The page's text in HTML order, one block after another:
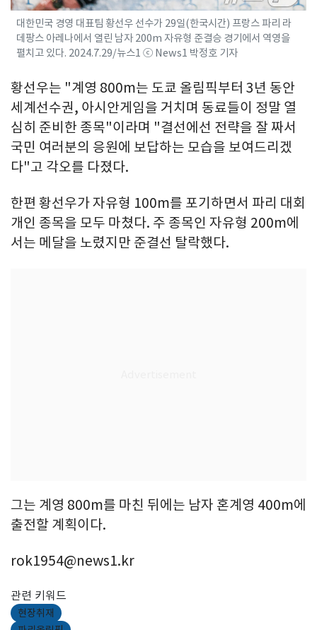
대한민국 경영 대표팀 황선우 선수가 29일(한국시간) 프랑스 파리 라
데팡스 아레나에서 열린 남자 200m 자유형 준결승 경기에서 역영을
펼치고 있다. 2024.7.29/뉴스1 ⓒ News1 박정호 기자
황선우는 "계영 800m는 도쿄 올림픽부터 3년 동안
세계선수권, 아시안게임을 거치며 동료들이 정말 열
심히 준비한 종목"이라며 "결선에선 전략을 잘 짜서
국민 여러분의 응원에 보답하는 모습을 보여드리겠
다"고 각오를 다졌다.
한편 황선우가 자유형 100m를 포기하면서 파리 대회
개인 종목을 모두 마쳤다. 주 종목인 자유형 200m에
서는 메달을 노렸지만 준결선 탈락했다.
그는 계영 800m를 마친 뒤에는 남자 혼계영 400m에
출전할 계획이다.
rok1954@news1.kr
관련 키워드
현장취재